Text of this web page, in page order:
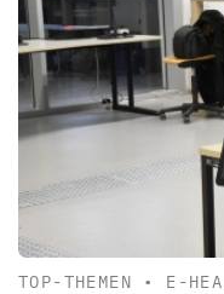
TOP-THEMEN • E-